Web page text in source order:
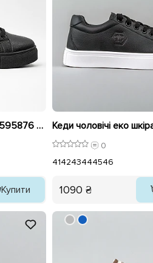
Кеди чоловічі еко шкіра 595876 Чорні
Купити
0
414243444546
1090 ₴